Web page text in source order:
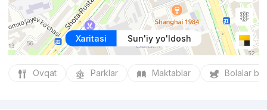
Xaritasi Sun'iy yo'ldosh
Ovqat Parklar Maktablar Bolalar